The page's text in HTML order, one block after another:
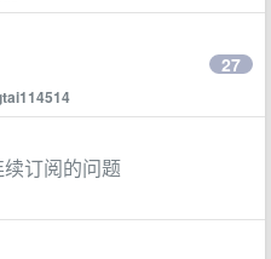
27
订阅的问题